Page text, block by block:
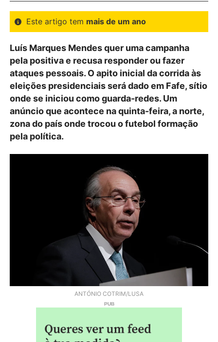
Este artigo tem mais de um ano
Luís Marques Mendes quer uma campanha
pela positiva e recusa responder ou fazer
ataques pessoais. O apito inicial da corrida às
eleições presidenciais será dado em Fafe, sítio
onde se iniciou como guarda-redes. Um
anúncio que acontece na quinta-feira, a norte,
zona do país onde trocou o futebol formação
pela política.
ANTÓNIO COTRIM/LUSA